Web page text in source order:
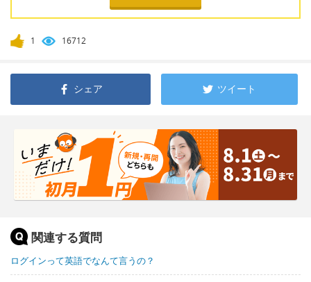
1 16712
シェア ツイート
関連する質問
ログインって英語でなんて言うの？